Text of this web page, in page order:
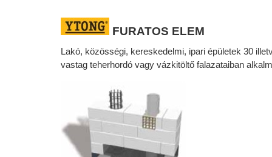
FURATOS ELEM
Lakó, közösségi, kereskedelmi, ipari épületek 30
vastag teherhordó vagy vázkitöltő falazataiban